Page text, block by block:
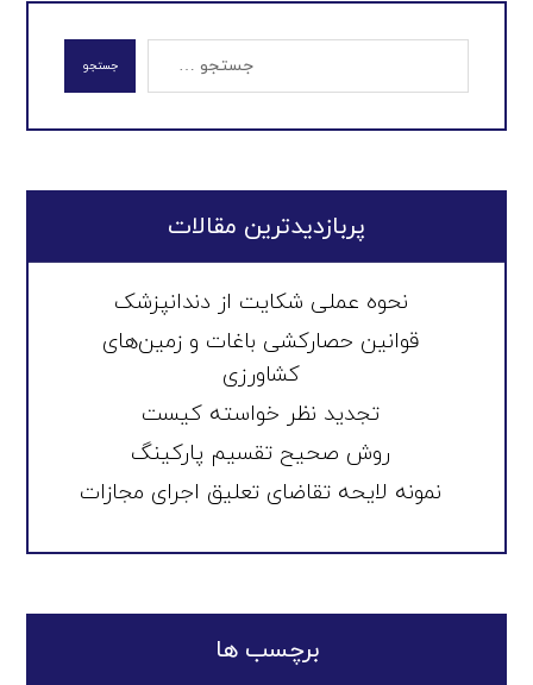
جستجو
پربازدیدترین مقالات
نحوه عملی شکایت از دندانپزشک
قوانین حصارکشی باغات و زمین‌های
کشاورزی
تجدید نظر خواسته کیست
روش صحیح تقسیم پارکینگ
نمونه لایحه تقاضای تعلیق اجرای مجازات
برچسب ها